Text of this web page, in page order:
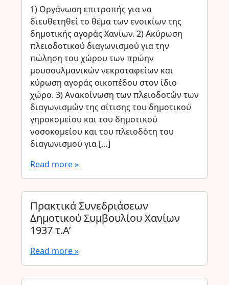
1) Οργάνωση επιτροπής για να
διευθετηθεί το θέμα των ενοικίων της
δημοτικής αγοράς Χανίων. 2) Ακύρωση
πλειοδοτικού διαγωνισμού για την
πώληση του χώρου των πρώην
μουσουλμανικών νεκροταφείων και
κύρωση αγοράς οικοπέδου στον ίδιο
χώρο. 3) Ανακοίνωση των πλειοδοτών των
διαγωνισμών της σίτισης του δημοτικού
γηροκομείου και του δημοτικού
νοσοκομείου και του πλειοδότη του
διαγωνισμού για […]
Read more »
Πρακτικά Συνεδριάσεων
Δημοτικού Συμβουλίου Χανίων
1937 τ.Α’
Read more »